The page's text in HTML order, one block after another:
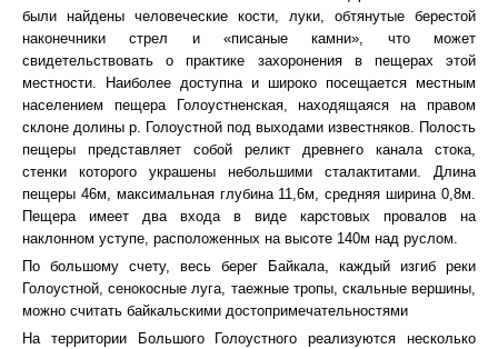
были найдены человеческие кости, луки, обтянутые берестой
наконечники стрел и «писаные камни», что может
свидетельствовать о практике захоронения в пещерах этой
местности. Наиболее доступна и широко посещается местным
населением пещера Голоустненская, находящаяся на правом
склоне долины р. Голоустной под выходами известняков. Полость
пещеры представляет собой реликт древнего канала стока,
стенки которого украшены небольшими сталактитами. Длина
пещеры 46м, максимальная глубина 11,6м, средняя ширина 0,8м.
Пещера имеет два входа в виде карстовых провалов на
наклонном уступе, расположенных на высоте 140м над руслом.
По большому счету, весь берег Байкала, каждый изгиб реки
Голоустной, сенокосные луга, таежные тропы, скальные вершины,
можно считать байкальскими достопримечательностями
На территории Большого Голоустного реализуются несколько